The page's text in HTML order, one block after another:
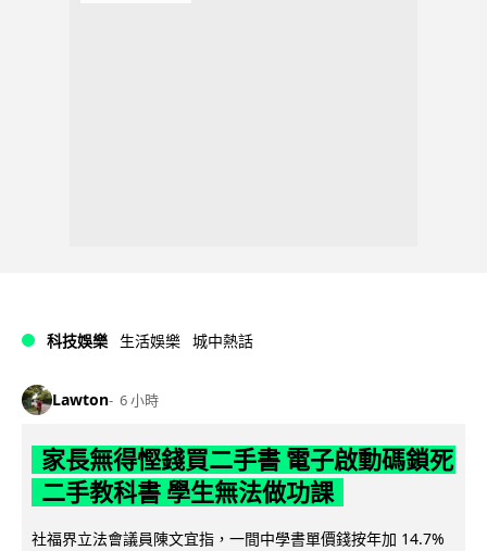
科技娛樂 生活娛樂 城中熱話
Lawton 6 小時
家長無得慳錢買二手書 電子啟動碼鎖死
二手教科書 學生無法做功課
社福界立法會議員陳文宜指，一間中學書單價錢按年加 14.7%